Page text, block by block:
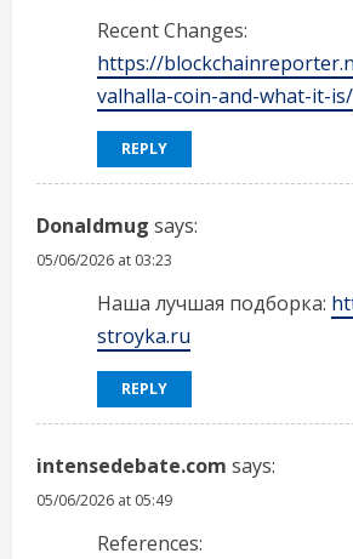
Recent Changes:
https://
valhalla-coin-and-what-it-is/
REPLY
Donaldmug says:
05/06/2026 at 03:23
Наша лучшая подборка:
stroyka.ru
REPLY
intensedebate.com says:
05/06/2026 at 05:49
References: